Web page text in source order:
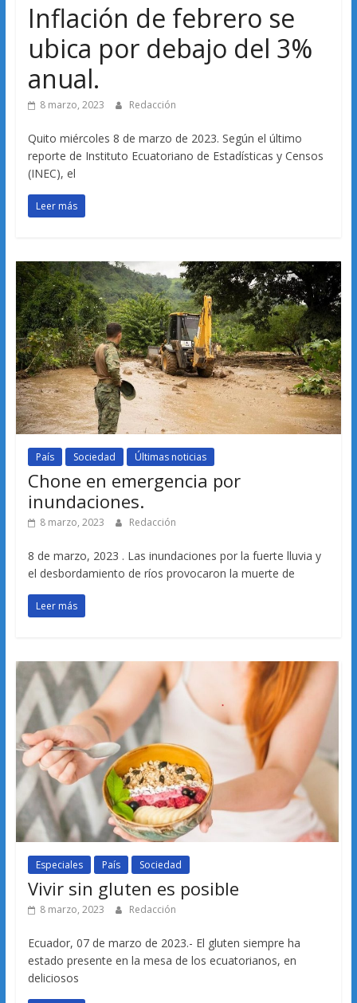
Inflación de febrero se
ubica por debajo del 3%
anual.
8 marzo, 2023 Redacción
Quito miércoles 8 de marzo de 2023. Según el último
reporte de Instituto Ecuatoriano de Estadísticas y Censos
(INEC), el
Leer más
País Sociedad Últimas noticias
Chone en emergencia por
inundaciones.
8 marzo, 2023 Redacción
8 de marzo, 2023 . Las inundaciones por la fuerte lluvia y
el desbordamiento de ríos provocaron la muerte de
Leer más
Especiales País Sociedad
Vivir sin gluten es posible
8 marzo, 2023 Redacción
Ecuador, 07 de marzo de 2023.- El gluten siempre ha
estado presente en la mesa de los ecuatorianos, en
deliciosos